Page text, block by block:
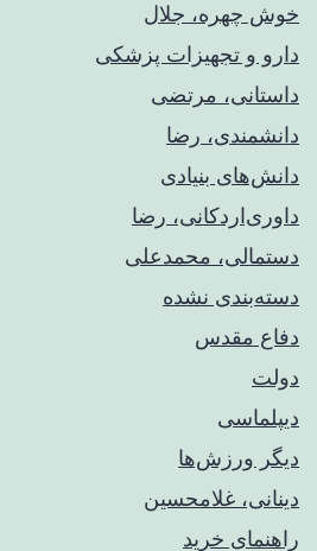
خوش چهره، جلال
دارو و تجهیزات پزشکی
داستانی، مرتضی
دانشمندی، رضا
دانش‌های بنیادی
داوری‌اردکانی، رضا
دستمالی، محمدعلی
دسته‌بندی نشده
دفاع مقدس
دولت
دیپلماسی
دیگر ورزش‌ها
دینانی، غلامحسین
راهنمای خريد